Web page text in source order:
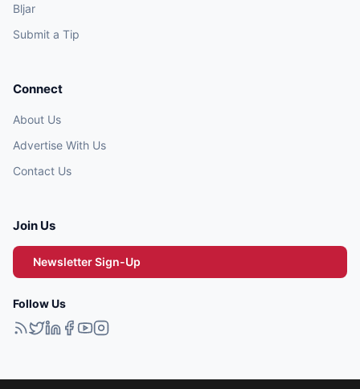
Bljar
Submit a Tip
Connect
About Us
Advertise With Us
Contact Us
Join Us
Newsletter Sign-Up
Follow Us